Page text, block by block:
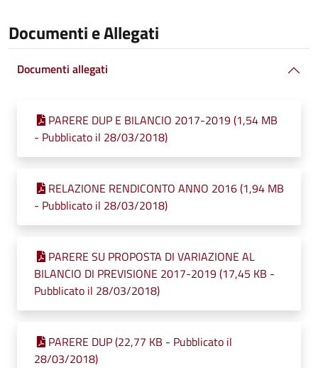
Documenti e Allegati
Documenti allegati
PARERE DUP E BILANCIO 2017-2019 (1,54 MB
- Pubblicato il 28/03/2018)
RELAZIONE RENDICONTO ANNO 2016 (1,94 MB
- Pubblicato il 28/03/2018)
PARERE SU PROPOSTA DI VARIAZIONE AL
BILANCIO DI PREVISIONE 2017-2019 (17,45 KB -
Pubblicato il 28/03/2018)
PARERE DUP (22,77 KB - Pubblicato il
28/03/2018)